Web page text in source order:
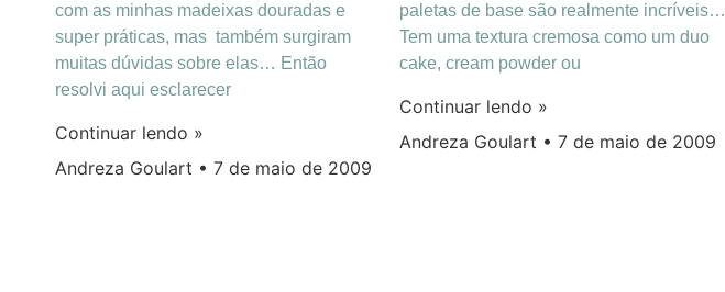
com as minhas madeixas douradas e
super práticas, mas também surgiram
muitas dúvidas sobre elas… Então
resolvi aqui esclarecer
Continuar lendo »
Andreza Goulart
7 de maio de 2009
paletas de base são realmente incríveis…
Tem uma textura cremosa como um duo
cake, cream powder ou
Continuar lendo »
Andreza Goulart
7 de maio de 2009